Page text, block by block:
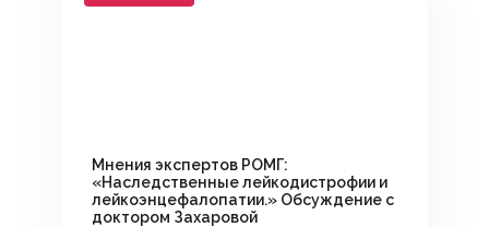
Мнения экспертов РОМГ:
«Наследственные лейкодистрофии и
лейкоэнцефалопатии.» Обсуждение с
доктором Захаровой